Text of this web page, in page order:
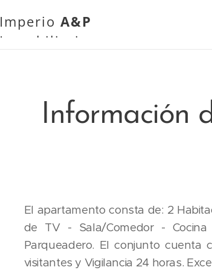
Imperio A&P
Inmobiliario
Información
El apartamento consta de: 2
de TV - Sala/Comedor -
Parqueadero. El conjunto cuenta
visitantes y Vigilancia 24 horas.